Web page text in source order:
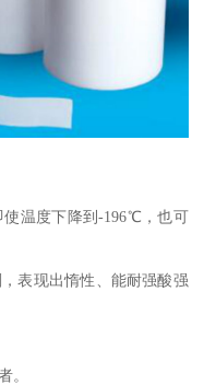
温度下降到-196℃，也可
表现出惰性、能耐强酸强
。